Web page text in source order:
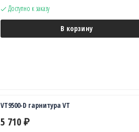
Доступно к заказу
В корзину
VT9500-D гарнитура VT
5 710 ₽